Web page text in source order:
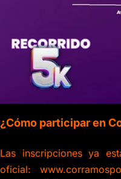
¿Cómo participar en
Las inscripciones ya
oficial: